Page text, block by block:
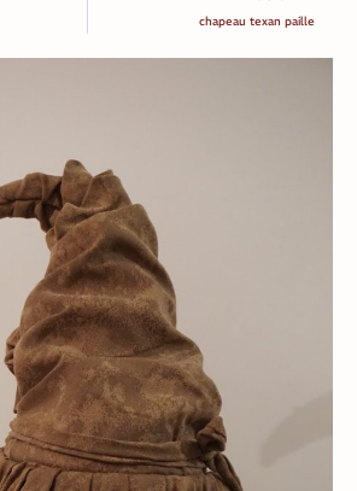
chapeau texan paille